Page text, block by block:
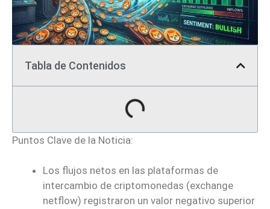
Tabla de Contenidos
Puntos Clave de la Noticia:
Los flujos netos en las plataformas de
intercambio de criptomonedas (exchange
netflow) registraron un valor negativo superior